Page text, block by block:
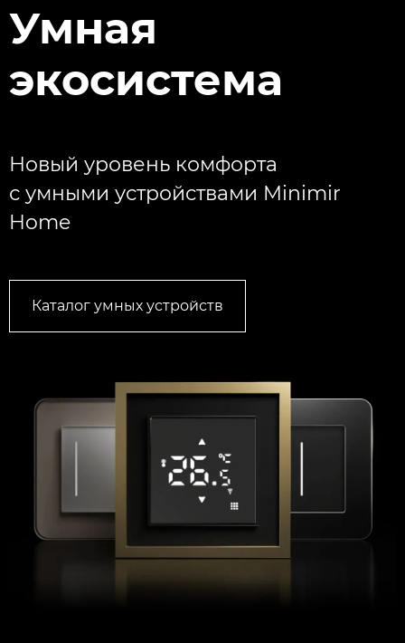
Умная
экосистема
Новый уровень комфорта
с умными устройствами Minimir
Home
Каталог умных устройств